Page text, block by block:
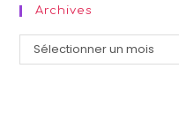
Archives
Sélectionner un mois